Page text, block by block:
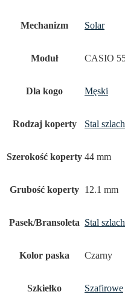
Mechanizm Solar
Moduł CASIO
Dla kogo Męski
Rodzaj koperty Stal
Szerokość koperty 44 mm
Grubość koperty 12.1 mm
Pasek/Bransoleta Stal
Kolor paska Czarny
Szkiełko Szafirowe